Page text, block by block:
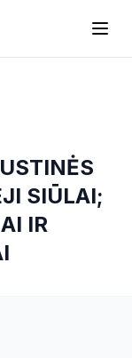
SIŪLAI;
IR